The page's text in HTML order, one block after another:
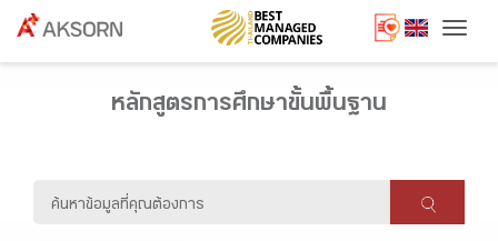
หลักสูตรการศึกษาขั้นพื้นฐาน